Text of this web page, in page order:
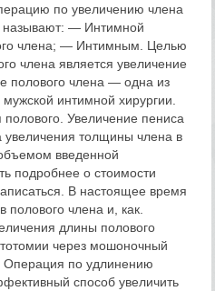
по увеличению члена
называют: — Интимной
члена; — Интимным. Целью
члена является увеличение
полового члена — одна из
интимной хирургии.
Увеличение пениса
увеличения толщины члена в
введенной
подробнее о стоимости
В настоящее время
полового члена и, как.
длины полового
через мошоночный
Операция по удлинению
способ увеличить